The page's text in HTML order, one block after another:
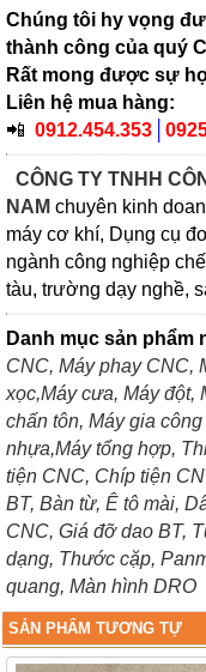
Chúng tôi hy vọng
thành công của quý
Rất mong được sự
Liên hệ mua hàng:
📲 0912.454.353
CÔNG TY TNHH
NAM chuyên kinh
máy cơ khí, Dụng cụ
ngành công nghiệp
tàu, trường dạy nghề,
Danh mục sản phẩm
CNC, Máy phay CNC,
xọc,Máy cưa, Máy đột,
chấn tôn, Máy gia công
nhựa,Máy tổng hợp,
tiện CNC, Chíp tiện
BT, Bàn từ, Ê tô mài,
CNC, Giá đỡ dao BT,
dạng, Thước cặp,
quang, Màn hình DRO
SẢN PHẨM TƯƠNG TỰ